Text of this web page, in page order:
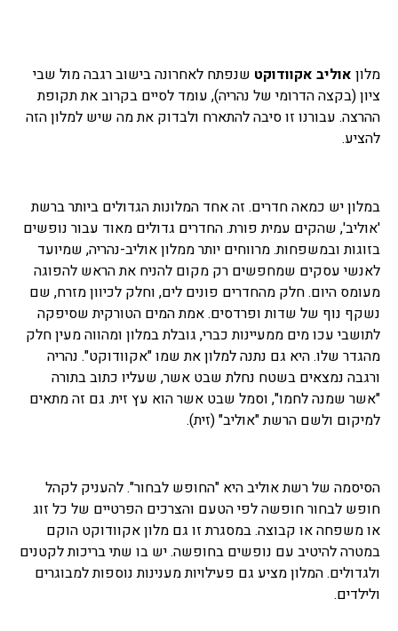
מלון אוליב אקוודוקט שנפתח לאחרונה בישוב רגבה מול שבי
ציון (בקצה הדרומי של נהריה), עומד לסיים בקרוב את תקופת
ההרצה. עבורנו זו סיבה להתארח ולבדוק את מה שיש למלון הזה
להציע.
במלון יש כמאה חדרים. זה אחד המלונות הגדולים ביותר ברשת
'אוליב', שהקים עמית פורת. החדרים גדולים מאוד עבור נופשים
בזוגות ובמשפחות. מרווחים יותר ממלון אוליב-נהריה, שמיועד
לאנשי עסקים שמחפשים רק מקום להניח את הראש להפוגה
מעומס היום. חלק מהחדרים פונים לים, וחלק לכיוון מזרח, שם
נשקף נוף של שדות ופרדסים. אמת המים הטורקית שסיפקה
לתושבי עכו מים ממעיינות כברי, גובלת במלון ומהווה מעין חלק
מהגדר שלו. היא גם נתנה למלון את שמו "אקוודוקט". נהריה
ורגבה נמצאים בשטח נחלת שבט אשר, שעליו כתוב בתורה
"אשר שמנה לחמו", וסמל שבט אשר הוא עץ זית. גם זה מתאים
למיקום ולשם הרשת "אוליב" (זית).
הסיסמה של רשת אוליב היא "החופש לבחור". להעניק לקהל
חופש לבחור חופשה לפי הטעם והצרכים הפרטיים של כל זוג
או משפחה או קבוצה. במסגרת זו גם מלון אקוודוקט הוקם
במטרה להיטיב עם נופשים בחופשה. יש בו שתי בריכות לקטנים
ולגדולים. המלון מציע גם פעילויות מענינות נוספות למבוגרים
ולילדים.